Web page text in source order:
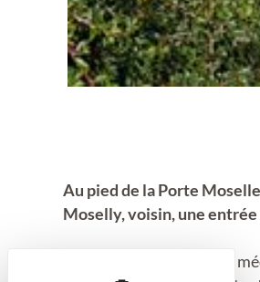
Au pied de la Porte
Moselly, voisin, une
Aménagé à l’arrière de la